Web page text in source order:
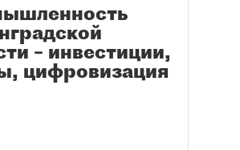
– инвестиции,
цифровизация